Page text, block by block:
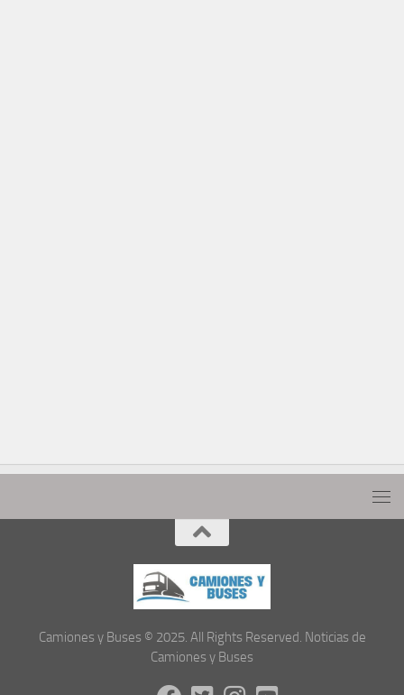
Camiones y Buses © 2025. All Rights Reserved. Noticias de
Camiones y Buses